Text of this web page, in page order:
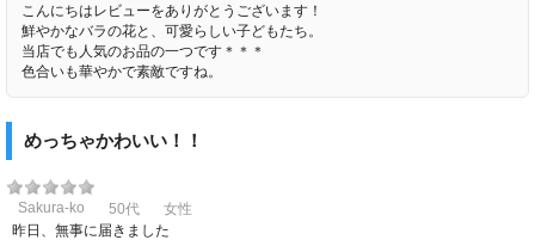
こんにちはレビューをありがとうございます！
鮮やかなバラの花と、可愛らしい子どもたち。
当店でも人気のお品の一つです＊＊＊
色合いも華やかで素敵ですね。
めっちゃかわいい！！
Sakura-ko 50代
女性
昨日、無事に届きました